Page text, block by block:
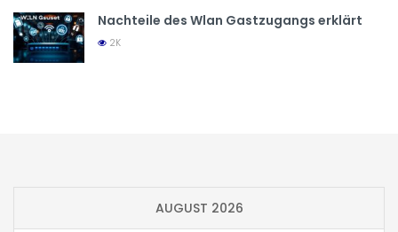
Nachteile des Wlan Gastzugangs erklärt
2K
AUGUST 2026